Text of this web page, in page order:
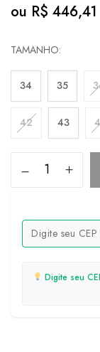
ou R$ 446,41
TAMANHO
34 35
42 43
Digite seu